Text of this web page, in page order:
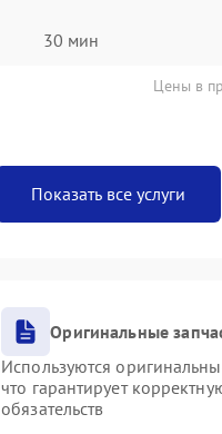
30 мин
Цены в
Показать все услуги
Оригинальные
Используются
что гарантирует
обязательств